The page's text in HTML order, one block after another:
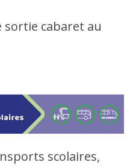
sortie cabaret au
scolaires,